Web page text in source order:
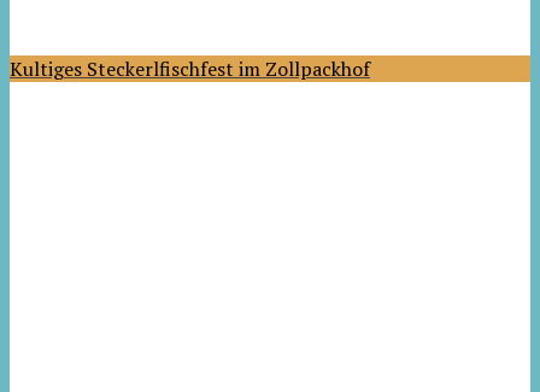
Kultiges Steckerlfischfest im Zollpackhof